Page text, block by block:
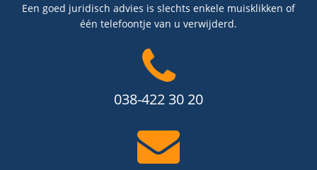
Een goed juridisch advies is slechts enkele muisklikken of
één telefoontje van u verwijderd.
038-422 30 20